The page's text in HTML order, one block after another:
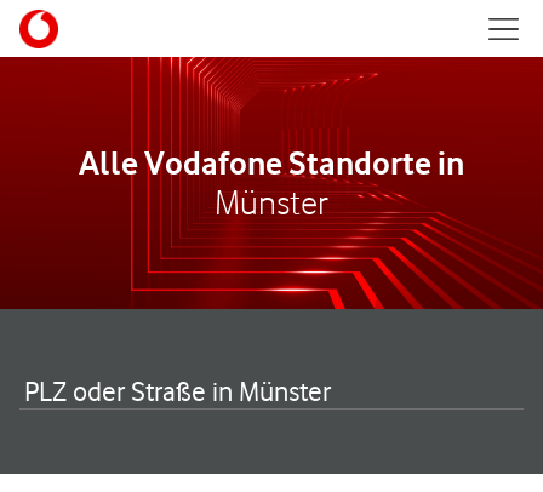
Skip to content
Alle Vodafone Standorte in
Münster
PLZ oder Straße in Münster